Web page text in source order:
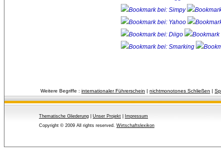
Weitere Begriffe : internationaler Führerschein | nichtmonotones Schließen |
Thematische Gliederung Unser Projekt
Impressum
Copyright © 2009 All rights reserved. Wirtschaftslexikon